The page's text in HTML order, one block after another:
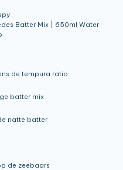
Batter Mix | 650ml Water
de tempura ratio
batter mix
natte batter
de zeebaars